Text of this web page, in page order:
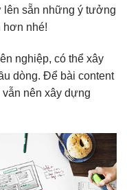
lên sẵn những ý tưởng
hơn nhé!
nghiệp, có thể xây
dòng. Để bài content
nên xây dựng